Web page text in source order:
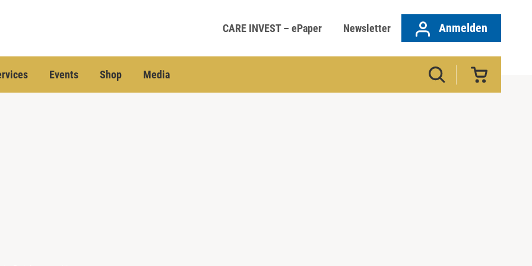
CARE INVEST – ePaper Newsletter Anmelden
Events Shop Media